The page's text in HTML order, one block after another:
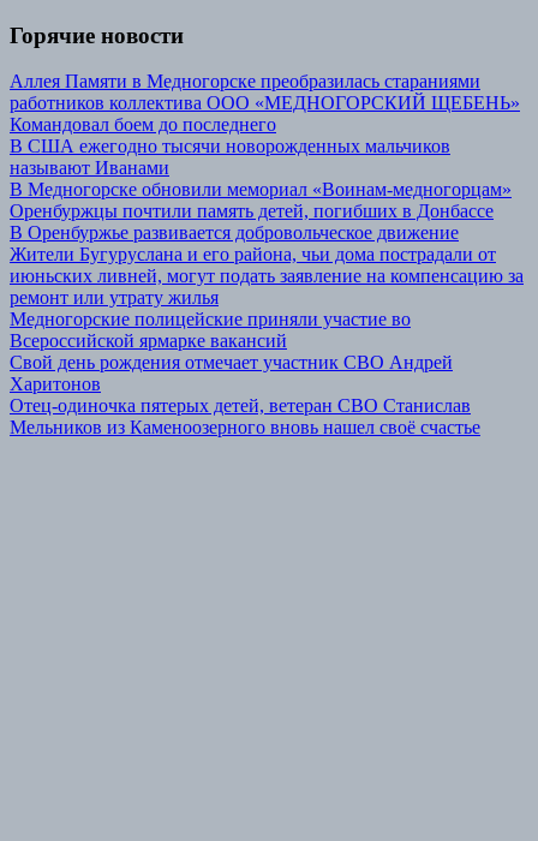
Горячие новости
Аллея Памяти в Медногорске преобразилась стараниями
работников коллектива ООО «МЕДНОГОРСКИЙ ЩЕБЕНЬ»
Командовал боем до последнего
В США ежегодно тысячи новорожденных мальчиков
называют Иванами
В Медногорске обновили мемориал «Воинам-медногорцам»
Оренбуржцы почтили память детей, погибших в Донбассе
В Оренбуржье развивается добровольческое движение
Жители Бугуруслана и его района, чьи дома пострадали от
июньских ливней, могут подать заявление на компенсацию за
ремонт или утрату жилья
Медногорские полицейские приняли участие во
Всероссийской ярмарке вакансий
Свой день рождения отмечает участник СВО Андрей
Харитонов
Отец-одиночка пятерых детей, ветеран СВО Станислав
Мельников из Каменоозерного вновь нашел своё счастье